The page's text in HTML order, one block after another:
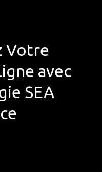
Votre
avec
SEA